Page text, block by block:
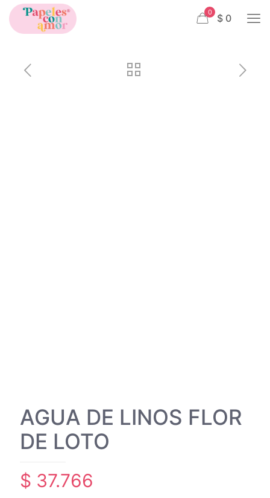
0 $ 0
AGUA DE LINOS FLOR
DE LOTO
$ 37.766